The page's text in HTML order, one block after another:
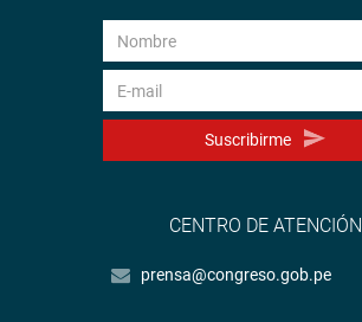
Suscribirme
CENTRO DE ATENCIÓN
prensa@congreso.gob.pe